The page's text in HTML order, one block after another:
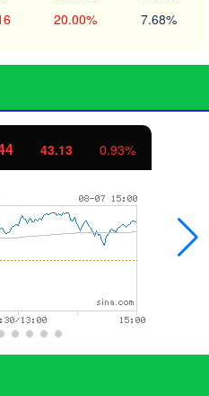
20.00% 7.68%
43.13 0.93%